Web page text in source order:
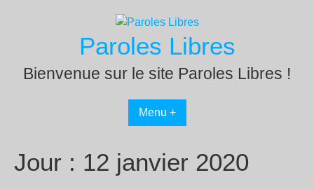
Paroles Libres
Bienvenue sur le site Paroles Libres !
Menu +
Jour : 12 janvier 2020